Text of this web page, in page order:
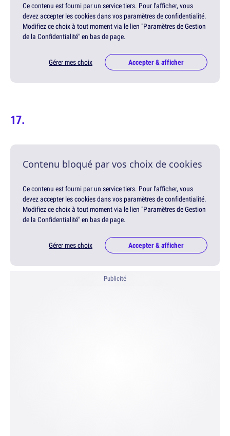
Ce contenu est fourni par un service tiers. Pour l'afficher, vous
devez accepter les cookies dans vos paramètres de confidentialité.
Modifiez ce choix à tout moment via le lien "Paramètres de Gestion
de la Confidentialité" en bas de page.
Gérer mes choix Accepter & afficher
Contenu bloqué par vos choix de cookies
Ce contenu est fourni par un service tiers. Pour l'afficher, vous
devez accepter les cookies dans vos paramètres de confidentialité.
Modifiez ce choix à tout moment via le lien "Paramètres de Gestion
de la Confidentialité" en bas de page.
Gérer mes choix Accepter & afficher
Publicité